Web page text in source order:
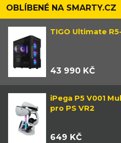
OBLÍBENÉ NA SMARTY.CZ
TIGO Ultimate
43 990 KČ
iPega P5 V001
pro PS VR2
649 KČ